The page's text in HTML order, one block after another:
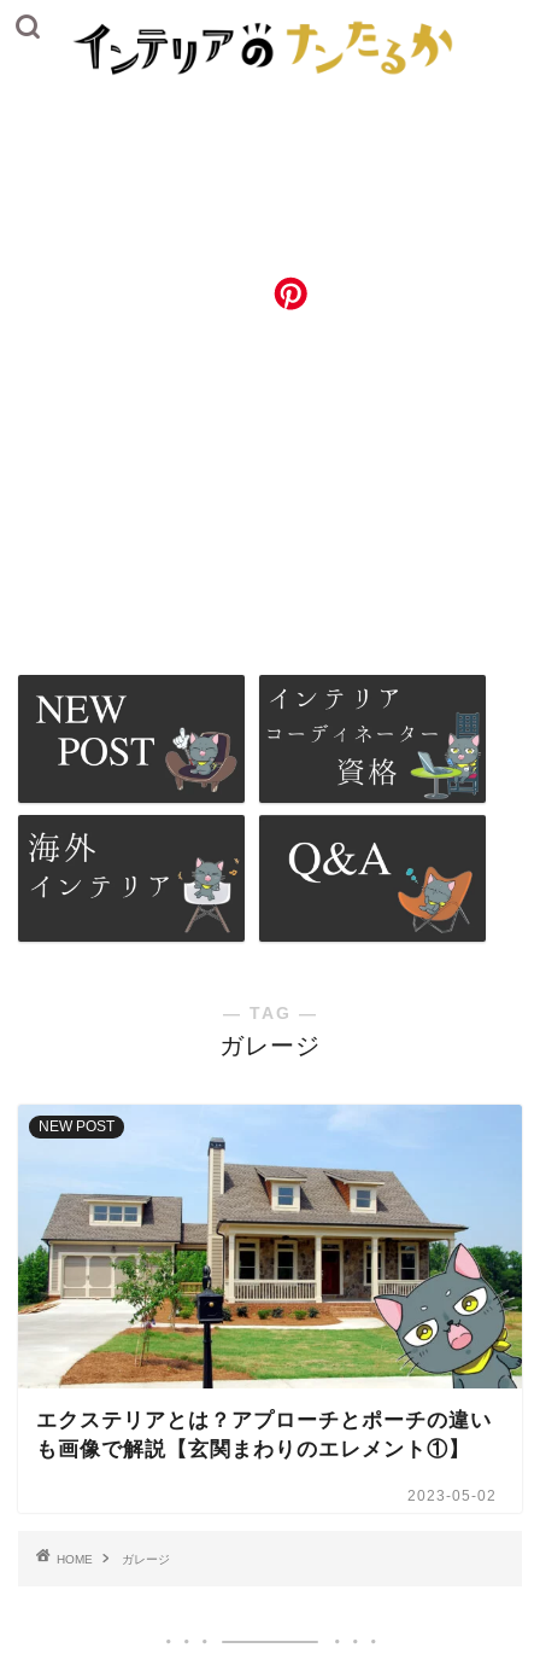
― TAG ―
ガレージ
NEW POST
エクステリアとは？アプローチとポーチの違い
も画像で解説【玄関まわりのエレメント①】
2023-05-02
HOME ガレージ